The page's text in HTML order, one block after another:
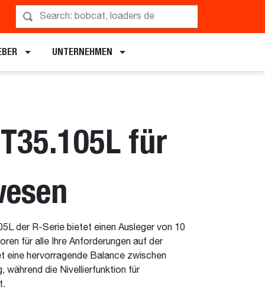
UNTERNEHMEN
für
der R-Serie bietet einen Ausleger von 10
für alle Ihre Anforderungen auf der
eine hervorragende Balance zwischen
während die Nivellierfunktion für
anfordern